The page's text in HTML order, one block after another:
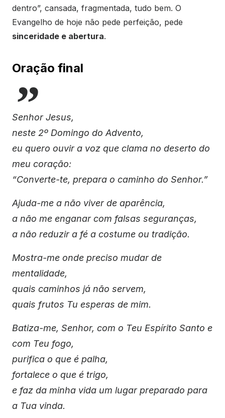
dentro”, cansada, fragmentada, tudo bem. O
Evangelho de hoje não pede perfeição, pede
sinceridade e abertura.
Oração final
Senhor Jesus,
neste 2º Domingo do Advento,
eu quero ouvir a voz que clama no deserto do
meu coração:
“Converte-te, prepara o caminho do Senhor.”
Ajuda-me a não viver de aparência,
a não me enganar com falsas seguranças,
a não reduzir a fé a costume ou tradição.
Mostra-me onde preciso mudar de
mentalidade,
quais caminhos já não servem,
quais frutos Tu esperas de mim.
Batiza-me, Senhor, com o Teu Espírito Santo e
com Teu fogo,
purifica o que é palha,
fortalece o que é trigo,
e faz da minha vida um lugar preparado para
a Tua vinda.